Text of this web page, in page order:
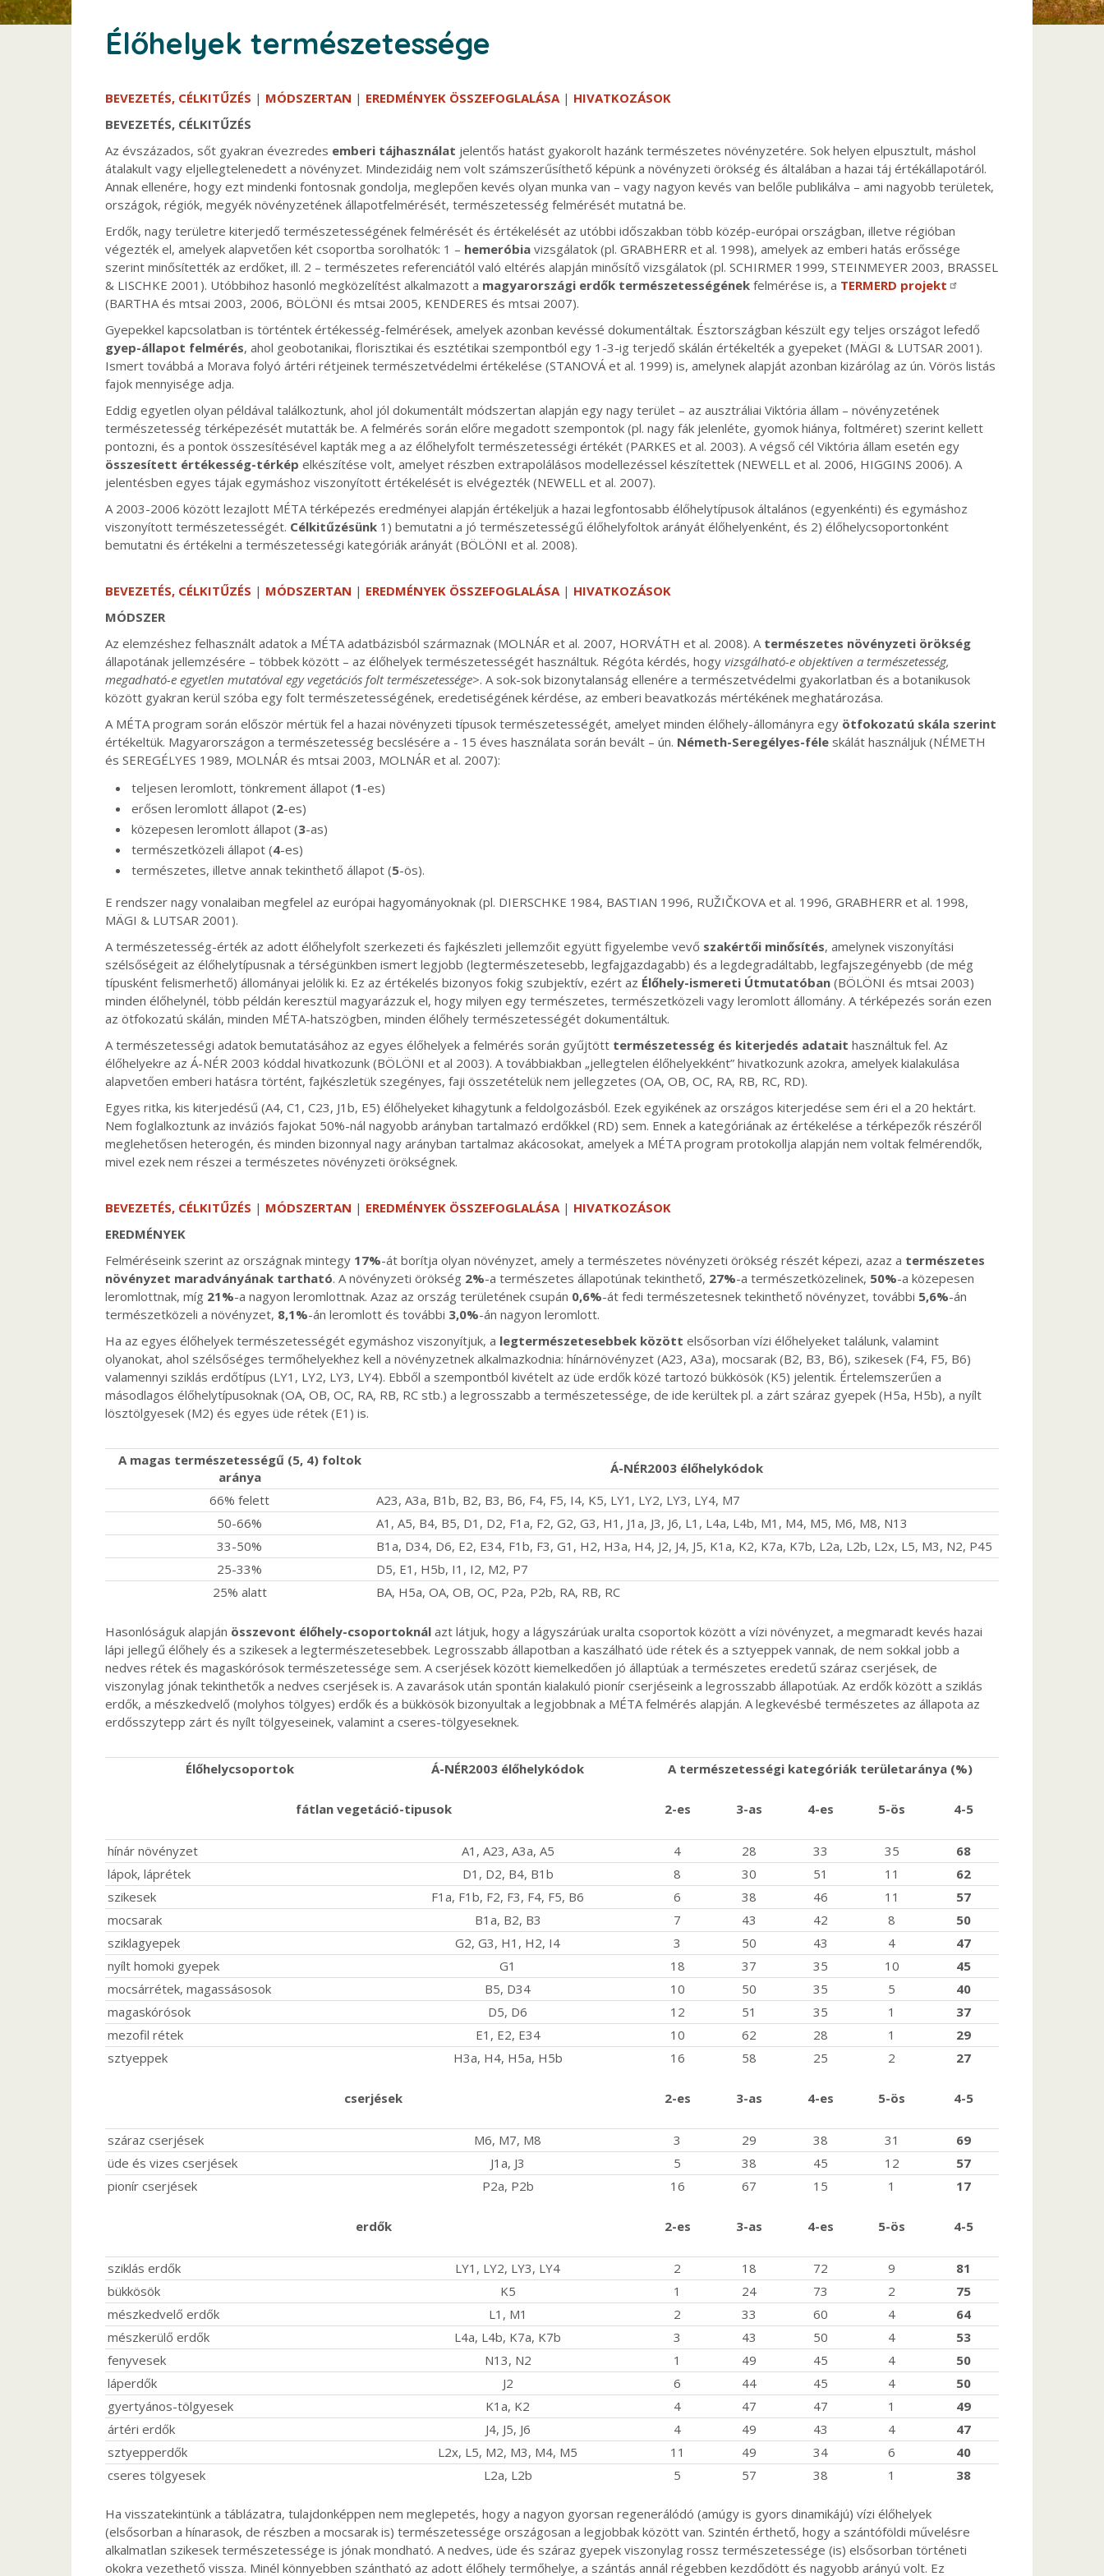
Élőhelyek természetessége
BEVEZETÉS, CÉLKITŰZÉS | MÓDSZERTAN | EREDMÉNYEK ÖSSZEFOGLALÁSA| HIVATKOZÁSOK
BEVEZETÉS, CÉLKITŰZÉS
Az évszázados, sőt gyakran évezredes emberi tájhasználat jelentős hatást gyakorolt hazánk természetes növényzetére. Sok helyen elpusztult, máshol
átalakult vagy eljellegtelenedett a növényzet. Mindezidáig nem volt számszerűsíthető képünk a növényzeti örökség és általában a hazai táj értékállapotáról.
Annak ellenére, hogy ezt mindenki fontosnak gondolja, meglepően kevés olyan munka van – vagy nagyon kevés van belőle publikálva – ami nagyobb területek,
országok, régiók, megyék növényzetének állapotfelmérését, természetesség felmérését mutatná be.
Erdők, nagy területre kiterjedő természetességének felmérését és értékelését az utóbbi időszakban több közép-európai országban, illetve régióban
végezték el, amelyek alapvetően két csoportba sorolhatók: 1 – hemeróbia vizsgálatok (pl. GRABHERR et al. 1998), amelyek az emberi hatás erőssége
szerint minősítették az erdőket, ill. 2 – természetes referenciától való eltérés alapján minősítő vizsgálatok (pl. SCHIRMER 1999, STEINMEYER 2003, BRASSEL
& LISCHKE 2001). Utóbbihoz hasonló megközelítést alkalmazott a magyarországi erdők természetességének felmérése is, a TERMERD projekt
(BARTHA és mtsai 2003, 2006, BÖLÖNI és mtsai 2005, KENDERES és mtsai 2007).
Gyepekkel kapcsolatban is történtek értékesség-felmérések, amelyek azonban kevéssé dokumentáltak. Észtországban készült egy teljes országot lefedő
gyep-állapot felmérés, ahol geobotanikai, florisztikai és esztétikai szempontból egy 1-3-ig terjedő skálán értékelték a gyepeket (MÄGI & LUTSAR 2001).
Ismert továbbá a Morava folyó ártéri rétjeinek természetvédelmi értékelése (STANOVÁ et al. 1999) is, amelynek alapját azonban kizárólag az ún. Vörös listás
fajok mennyisége adja.
Eddig egyetlen olyan példával találkoztunk, ahol jól dokumentált módszertan alapján egy nagy terület – az ausztráliai Viktória állam – növényzetének
természetesség térképezését mutatták be. A felmérés során előre megadott szempontok (pl. nagy fák jelenléte, gyomok hiánya, foltméret) szerint kellett
pontozni, és a pontok összesítésével kapták meg a az élőhelyfolt természetességi értékét (PARKES et al. 2003). A végső cél Viktória állam esetén egy
összesített értékesség-térkép elkészítése volt, amelyet részben extrapolálásos modellezéssel készítettek (NEWELL et al. 2006, HIGGINS 2006). A
jelentésben egyes tájak egymáshoz viszonyított értékelését is elvégezték (NEWELL et al. 2007).
A 2003-2006 között lezajlott MÉTA térképezés eredményei alapján értékeljük a hazai legfontosabb élőhelytípusok általános (egyenkénti) és egymáshoz
viszonyított természetességét. Célkitűzésünk 1) bemutatni a jó természetességű élőhelyfoltok arányát élőhelyenként, és 2) élőhelycsoportonként
bemutatni és értékelni a természetességi kategóriák arányát (BÖLÖNI et al. 2008).
BEVEZETÉS, CÉLKITŰZÉS | MÓDSZERTAN | EREDMÉNYEK ÖSSZEFOGLALÁSA| HIVATKOZÁSOK
MÓDSZER
Az elemzéshez felhasznált adatok a MÉTA adatbázisból származnak (MOLNÁR et al. 2007, HORVÁTH et al. 2008). A természetes növényzeti örökség
állapotának jellemzésére – többek között – az élőhelyek természetességét használtuk. Régóta kérdés, hogy vizsgálható-e objektíven a természetesség,
megadható-e egyetlen mutatóval egy vegetációs folt természetessége>. A sok-sok bizonytalanság ellenére a természetvédelmi gyakorlatban és a botanikusok
között gyakran kerül szóba egy folt természetességének, eredetiségének kérdése, az emberi beavatkozás mértékének meghatározása.
A MÉTA program során először mértük fel a hazai növényzeti típusok természetességét, amelyet minden élőhely-állományra egy ötfokozatú skála szerint
értékeltük. Magyarországon a természetesség becslésére a - 15 éves használata során bevált – ún. Németh-Seregélyes-féle skálát használjuk (NÉMETH
és SEREGÉLYES 1989, MOLNÁR és mtsai 2003, MOLNÁR et al. 2007):
teljesen leromlott, tönkrement állapot (1-es)
erősen leromlott állapot (2-es)
közepesen leromlott állapot (3-as)
természetközeli állapot (4-es)
természetes, illetve annak tekinthető állapot (5-ös).
E rendszer nagy vonalaiban megfelel az európai hagyományoknak (pl. DIERSCHKE 1984, BASTIAN 1996, RUŽIČKOVA et al. 1996, GRABHERR et al. 1998,
MÄGI & LUTSAR 2001).
A természetesség-érték az adott élőhelyfolt szerkezeti és fajkészleti jellemzőit együtt figyelembe vevő szakértői minősítés, amelynek viszonyítási
szélsőségeit az élőhelytípusnak a térségünkben ismert legjobb (legtermészetesebb, legfajgazdagabb) és a legdegradáltabb, legfajszegényebb (de még
típusként felismerhető) állományai jelölik ki. Ez az értékelés bizonyos fokig szubjektív, ezért az Élőhely-ismereti Útmutatóban (BÖLÖNI és mtsai 2003)
minden élőhelynél, több példán keresztül magyarázzuk el, hogy milyen egy természetes, természetközeli vagy leromlott állomány. A térképezés során ezen
az ötfokozatú skálán, minden MÉTA-hatszögben, minden élőhely természetességét dokumentáltuk.
A természetességi adatok bemutatásához az egyes élőhelyek a felmérés során gyűjtött természetesség és kiterjedés adatait használtuk fel. Az
élőhelyekre az Á-NÉR 2003 kóddal hivatkozunk (BÖLÖNI et al 2003). A továbbiakban „jellegtelen élőhelyekként” hivatkozunk azokra, amelyek kialakulása
alapvetően emberi hatásra történt, fajkészletük szegényes, faji összetételük nem jellegzetes (OA, OB, OC, RA, RB, RC, RD).
Egyes ritka, kis kiterjedésű (A4, C1, C23, J1b, E5) élőhelyeket kihagytunk a feldolgozásból. Ezek egyikének az országos kiterjedése sem éri el a 20 hektárt.
Nem foglalkoztunk az inváziós fajokat 50%-nál nagyobb arányban tartalmazó erdőkkel (RD) sem. Ennek a kategóriának az értékelése a térképezők részéről
meglehetősen heterogén, és minden bizonnyal nagy arányban tartalmaz akácosokat, amelyek a MÉTA program protokollja alapján nem voltak felmérendők,
mivel ezek nem részei a természetes növényzeti örökségnek.
BEVEZETÉS, CÉLKITŰZÉS | MÓDSZERTAN | EREDMÉNYEK ÖSSZEFOGLALÁSA| HIVATKOZÁSOK
EREDMÉNYEK
Felméréseink szerint az országnak mintegy 17%-át borítja olyan növényzet, amely a természetes növényzeti örökség részét képezi, azaz a természetes
növényzet maradványának tartható. A növényzeti örökség 2%-a természetes állapotúnak tekinthető, 27%-a természetközelinek, 50%-a közepesen
leromlottnak, míg 21%-a nagyon leromlottnak. Azaz az ország területének csupán 0,6%-át fedi természetesnek tekinthető növényzet, további 5,6%-án
természetközeli a növényzet, 8,1%-án leromlott és további 3,0%-án nagyon leromlott.
Ha az egyes élőhelyek természetességét egymáshoz viszonyítjuk, a legtermészetesebbek között elsősorban vízi élőhelyeket találunk, valamint
olyanokat, ahol szélsőséges termőhelyekhez kell a növényzetnek alkalmazkodnia: hínárnövényzet (A23, A3a), mocsarak (B2, B3, B6), szikesek (F4, F5, B6)
valamennyi sziklás erdőtípus (LY1, LY2, LY3, LY4). Ebből a szempontból kivételt az üde erdők közé tartozó bükkösök (K5) jelentik. Értelemszerűen a
másodlagos élőhelytípusoknak (OA, OB, OC, RA, RB, RC stb.) a legrosszabb a természetessége, de ide kerültek pl. a zárt száraz gyepek (H5a, H5b), a nyílt
lösztölgyesek (M2) és egyes üde rétek (E1) is.
A magas természetességű (5, 4) foltok
aránya
Á-NÉR2003 élőhelykódok
66% felett
A23, A3a, B1b, B2, B3, B6, F4, F5, I4, K5, LY1, LY2, LY3, LY4, M7
50-66%
A1, A5, B4, B5, D1, D2, F1a, F2, G2, G3, H1, J1a, J3, J6, L1, L4a, L4b, M1, M4, M5, M6, M8, N13
33-50%
B1a, D34, D6, E2, E34, F1b, F3, G1, H2, H3a, H4, J2, J4, J5, K1a, K2, K7a, K7b, L2a, L2b, L2x, L5, M3, N2, P45
25-33%
D5, E1, H5b, I1, I2, M2, P7
25% alatt
BA, H5a, OA, OB, OC, P2a, P2b, RA, RB, RC
Hasonlóságuk alapján összevont élőhely-csoportoknál azt látjuk, hogy a lágyszárúak uralta csoportok között a vízi növényzet, a megmaradt kevés hazai
lápi jellegű élőhely és a szikesek a legtermészetesebbek. Legrosszabb állapotban a kaszálható üde rétek és a sztyeppek vannak, de nem sokkal jobb a
nedves rétek és magaskórósok természetessége sem. A cserjések között kiemelkedően jó állaptúak a természetes eredetű száraz cserjések, de
viszonylag jónak tekinthetők a nedves cserjések is. A zavarások után spontán kialakuló pionír cserjéseink a legrosszabb állapotúak. Az erdők között a sziklás
erdők, a mészkedvelő (molyhos tölgyes) erdők és a bükkösök bizonyultak a legjobbnak a MÉTA felmérés alapján. A legkevésbé természetes az állapota az
erdősszytepp zárt és nyílt tölgyeseinek, valamint a cseres-tölgyeseknek.
Élőhelycsoportok Á-NÉR2003 élőhelykódok A természetességi kategóriák területaránya (%)
fátlan vegetáció-tipusok 2-es 3-as 4-es 5-ös 4-5
hínár növényzet A1, A23, A3a, A5 4 28 33 35
68
lápok, láprétek
D1, D2, B4, B1b 8 30 51 11
62
szikesek
F1a, F1b, F2, F3, F4, F5, B6 6 38 46 11
57
mocsarak
B1a, B2, B3 7 43 42 8
50
sziklagyepek
G2, G3, H1, H2, I4 3 50 43 4
47
nyílt homoki gyepek
G1 18 37 35 10
45
mocsárrétek, magassásosok
B5, D34 10 50 35 5
40
magaskórósok
D5, D6 12 51 35 1
37
mezofil rétek
E1, E2, E34 10 62 28 1
29
sztyeppek
H3a, H4, H5a, H5b 16 58 25 2 27
cserjések 2-es 3-as 4-es 5-ös 4-5
száraz cserjések M6, M7, M8 3 29 38 31
69
üde és vizes cserjések
J1a, J3 5 38 45 12
57
pionír cserjések
P2a, P2b 16 67 15 1 17
erdők 2-es 3-as 4-es 5-ös 4-5
sziklás erdők LY1, LY2, LY3, LY4 2 18 72 9
81
bükkösök
K5 1 24 73 2
75
mészkedvelő erdők
L1, M1 2 33 60 4
64
mészkerülő erdők
L4a, L4b, K7a, K7b 3 43 50 4
53
fenyvesek
N13, N2 1 49 45 4
50
láperdők
J2 6 44 45 4
50
gyertyános-tölgyesek
K1a, K2 4 47 47 1
49
ártéri erdők
J4, J5, J6 4 49 43 4
47
sztyepperdők
L2x, L5, M2, M3, M4, M5 11 49 34 6
40
cseres tölgyesek
L2a, L2b 5 57 38 1 38
Ha visszatekintünk a táblázatra, tulajdonképpen nem meglepetés, hogy a nagyon gyorsan regenerálódó (amúgy is gyors dinamikájú) vízi élőhelyek
(elsősorban a hínarasok, de részben a mocsarak is) természetessége országosan a legjobbak között van. Szintén érthető, hogy a szántóföldi művelésre
alkalmatlan szikesek természetessége is jónak mondható. A nedves, üde és száraz gyepek viszonylag rossz természetessége (is) elsősorban történeti
okokra vezethető vissza. Minél könnyebben szántható az adott élőhely termőhelye, a szántás annál régebben kezdődött és nagyobb arányú volt. Ez